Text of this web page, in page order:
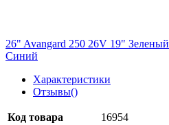
26" Avangard 250 26V 19" Зеленый
Синий
Характеристики
Отзывы()
Код товара
16954